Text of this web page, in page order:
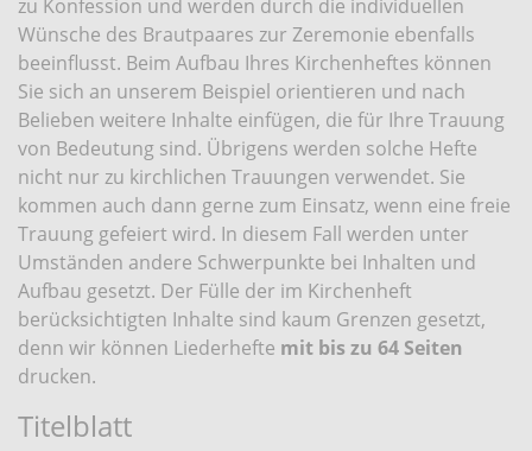
zu Konfession und werden durch die individuellen
Wünsche des Brautpaares zur Zeremonie ebenfalls
beeinflusst. Beim Aufbau Ihres Kirchenheftes können
Sie sich an unserem Beispiel orientieren und nach
Belieben weitere Inhalte einfügen, die für Ihre Trauung
von Bedeutung sind. Übrigens werden solche Hefte
nicht nur zu kirchlichen Trauungen verwendet. Sie
kommen auch dann gerne zum Einsatz, wenn eine freie
Trauung gefeiert wird. In diesem Fall werden unter
Umständen andere Schwerpunkte bei Inhalten und
Aufbau gesetzt. Der Fülle der im Kirchenheft
berücksichtigten Inhalte sind kaum Grenzen gesetzt,
denn wir können Liederhefte mit bis zu 64 Seiten
drucken.
Titelblatt